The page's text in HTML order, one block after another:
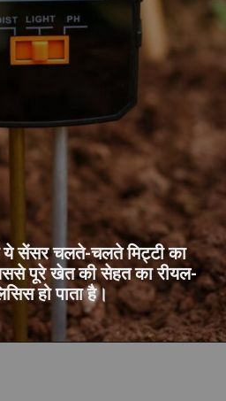
सेंसर चलते-चलते मिट्टी का
पूरे खेत की सेहत का रीयल-
हो पाता है।